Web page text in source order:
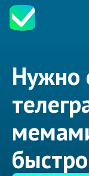
Нужно